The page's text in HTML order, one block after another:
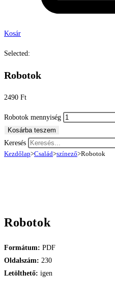
Kosár
Selected:
Robotok
2490 Ft
Robotok mennyiség
Kosárba teszem
Keresés
Kezdőlap>Család>színező>Robotok
Robotok
Formátum: PDF
Oldalszám: 230
Letölthető: igen